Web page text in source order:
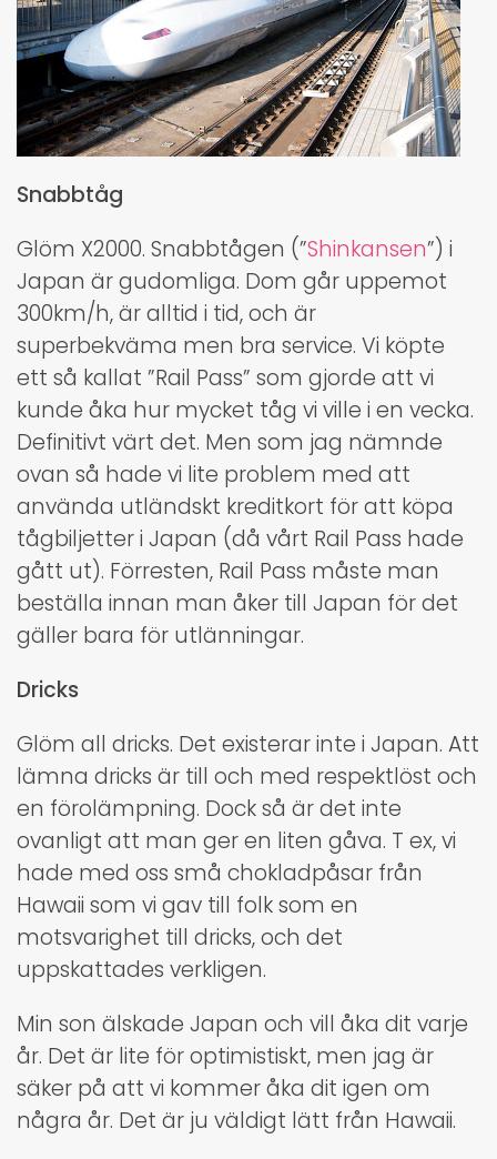
Snabbtåg
Glöm X2000. Snabbtågen (”Shinkansen”) i
Japan är gudomliga. Dom går uppemot
300km/h, är alltid i tid, och är
superbekväma men bra service. Vi köpte
ett så kallat ”Rail Pass” som gjorde att vi
kunde åka hur mycket tåg vi ville i en vecka.
Definitivt värt det. Men som jag nämnde
ovan så hade vi lite problem med att
använda utländskt kreditkort för att köpa
tågbiljetter i Japan (då vårt Rail Pass hade
gått ut). Förresten, Rail Pass måste man
beställa innan man åker till Japan för det
gäller bara för utlänningar.
Dricks
Glöm all dricks. Det existerar inte i Japan. Att
lämna dricks är till och med respektlöst och
en förolämpning. Dock så är det inte
ovanligt att man ger en liten gåva. T ex, vi
hade med oss små chokladpåsar från
Hawaii som vi gav till folk som en
motsvarighet till dricks, och det
uppskattades verkligen.
Min son älskade Japan och vill åka dit varje
år. Det är lite för optimistiskt, men jag är
säker på att vi kommer åka dit igen om
några år. Det är ju väldigt lätt från Hawaii.